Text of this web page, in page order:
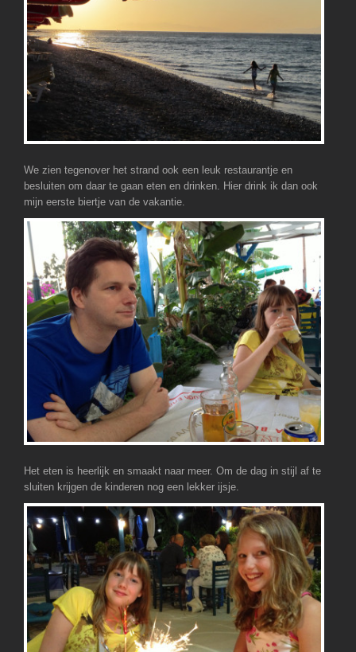
We zien tegenover het strand ook een leuk restaurantje en
besluiten om daar te gaan eten en drinken. Hier drink ik dan ook
mijn eerste biertje van de vakantie.
Het eten is heerlijk en smaakt naar meer. Om de dag in stijl af te
sluiten krijgen de kinderen nog een lekker ijsje.